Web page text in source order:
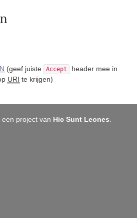
(geef juiste Accept
header mee in
URI te krijgen)
project van Hic Sunt Leones.